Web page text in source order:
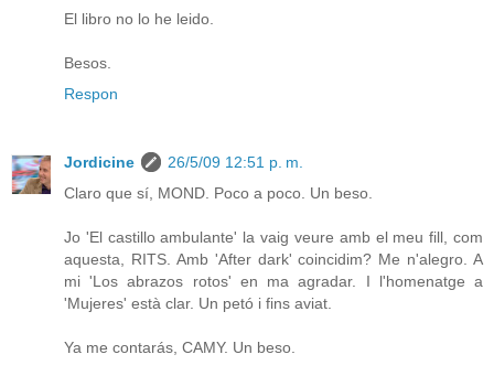
El libro no lo he leido.
Besos.
Respon
Jordicine
26/5/09 12:51 p. m.
Claro que sí, MOND. Poco a poco. Un beso.
Jo 'El castillo ambulante' la vaig veure amb el meu fill, com
aquesta, RITS. Amb 'After dark' coincidim? Me n'alegro. A
mi 'Los abrazos rotos' en ma agradar. I l'homenatge a
'Mujeres' està clar. Un petó i fins aviat.
Ya me contarás, CAMY. Un beso.